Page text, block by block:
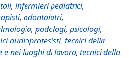
, infermieri pediatrici,
, odontoiatri,
, podologi, psicologi,
audioprotesisti, tecnici della
e nei luoghi di lavoro, tecnici della